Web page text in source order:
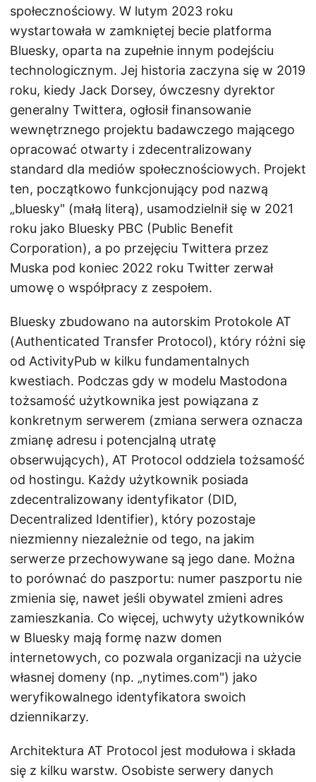
społecznościowy. W lutym 2023 roku
wystartowała w zamkniętej becie platforma
Bluesky, oparta na zupełnie innym podejściu
technologicznym. Jej historia zaczyna się w 2019
roku, kiedy Jack Dorsey, ówczesny dyrektor
generalny Twittera, ogłosił finansowanie
wewnętrznego projektu badawczego mającego
opracować otwarty i zdecentralizowany
standard dla mediów społecznościowych. Projekt
ten, początkowo funkcjonujący pod nazwą
„bluesky" (małą literą), usamodzielnił się w 2021
roku jako Bluesky PBC (Public Benefit
Corporation), a po przejęciu Twittera przez
Muska pod koniec 2022 roku Twitter zerwał
umowę o współpracy z zespołem.
Bluesky zbudowano na autorskim Protokole AT
(Authenticated Transfer Protocol), który różni się
od ActivityPub w kilku fundamentalnych
kwestiach. Podczas gdy w modelu Mastodona
tożsamość użytkownika jest powiązana z
konkretnym serwerem (zmiana serwera oznacza
zmianę adresu i potencjalną utratę
obserwujących), AT Protocol oddziela tożsamość
od hostingu. Każdy użytkownik posiada
zdecentralizowany identyfikator (DID,
Decentralized Identifier), który pozostaje
niezmienny niezależnie od tego, na jakim
serwerze przechowywane są jego dane. Można
to porównać do paszportu: numer paszportu nie
zmienia się, nawet jeśli obywatel zmieni adres
zamieszkania. Co więcej, uchwyty użytkowników
w Bluesky mają formę nazw domen
internetowych, co pozwala organizacji na użycie
własnej domeny (np. „nytimes.com") jako
weryfikowalnego identyfikatora swoich
dziennikarzy.
Architektura AT Protocol jest modułowa i składa
się z kilku warstw. Osobiste serwery danych